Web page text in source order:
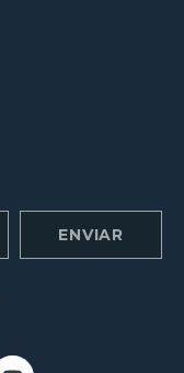
ENVIAR